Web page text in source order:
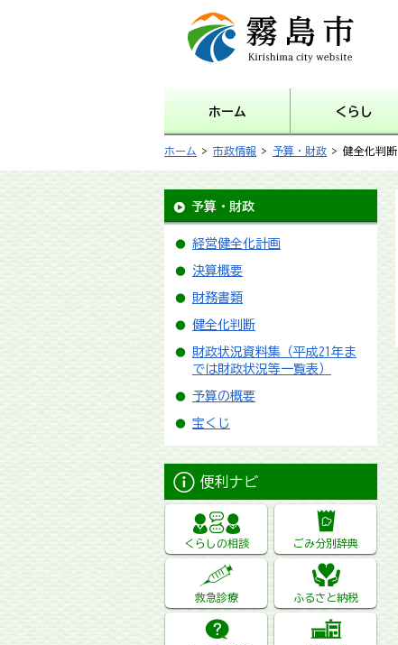
霧島市 Kirishima city
website
ホーム くらし
ホーム > 市政情報 > 予算・財政 > 健全化判断
予算・財政
経営健全化計画
決算概要
財務書類
健全化判断
財政状況資料集（平成21年ま
では財政状況等一覧表）
予算の概要
宝くじ
便利ナビ
くらしの相談 ごみ分別辞典
救急診療 ふるさと納税